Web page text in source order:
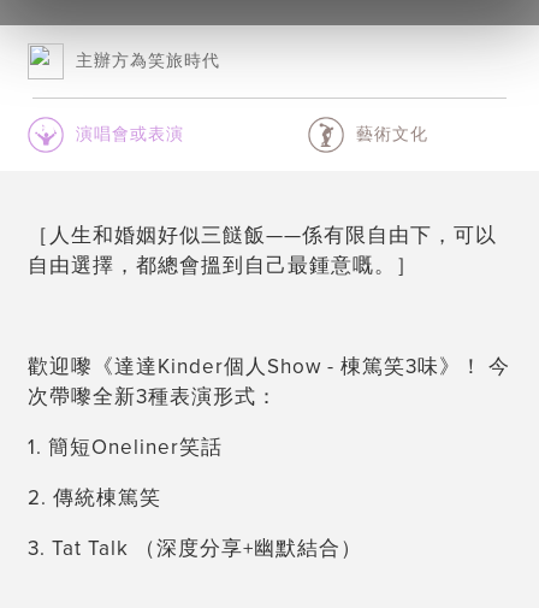
主辦方為笑旅時代
演唱會或表演 藝術文化
［人生和婚姻好似三餸飯——係有限自由下，可以
自由選擇，都總會搵到自己最鍾意嘅。］
歡迎嚟《達達Kinder個人Show - 棟篤笑3味》！ 今
次帶嚟全新3種表演形式：
1. 簡短Oneliner笑話
2. 傳統棟篤笑
3. Tat Talk （深度分享+幽默結合）